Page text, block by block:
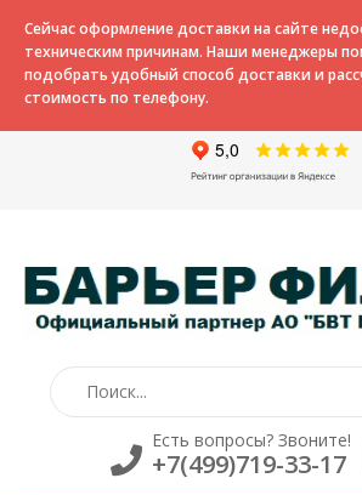
Сейчас оформление доставки на сайте
техническим причинам. Наши менеджеры
подобрать удобный способ доставки и
стоимость по телефону.
Есть вопросы? Звоните!
+7(499)719-33-17